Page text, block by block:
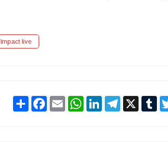
Impact live
Share Facebook
Email WhatsApp
LinkedInTelegram
X